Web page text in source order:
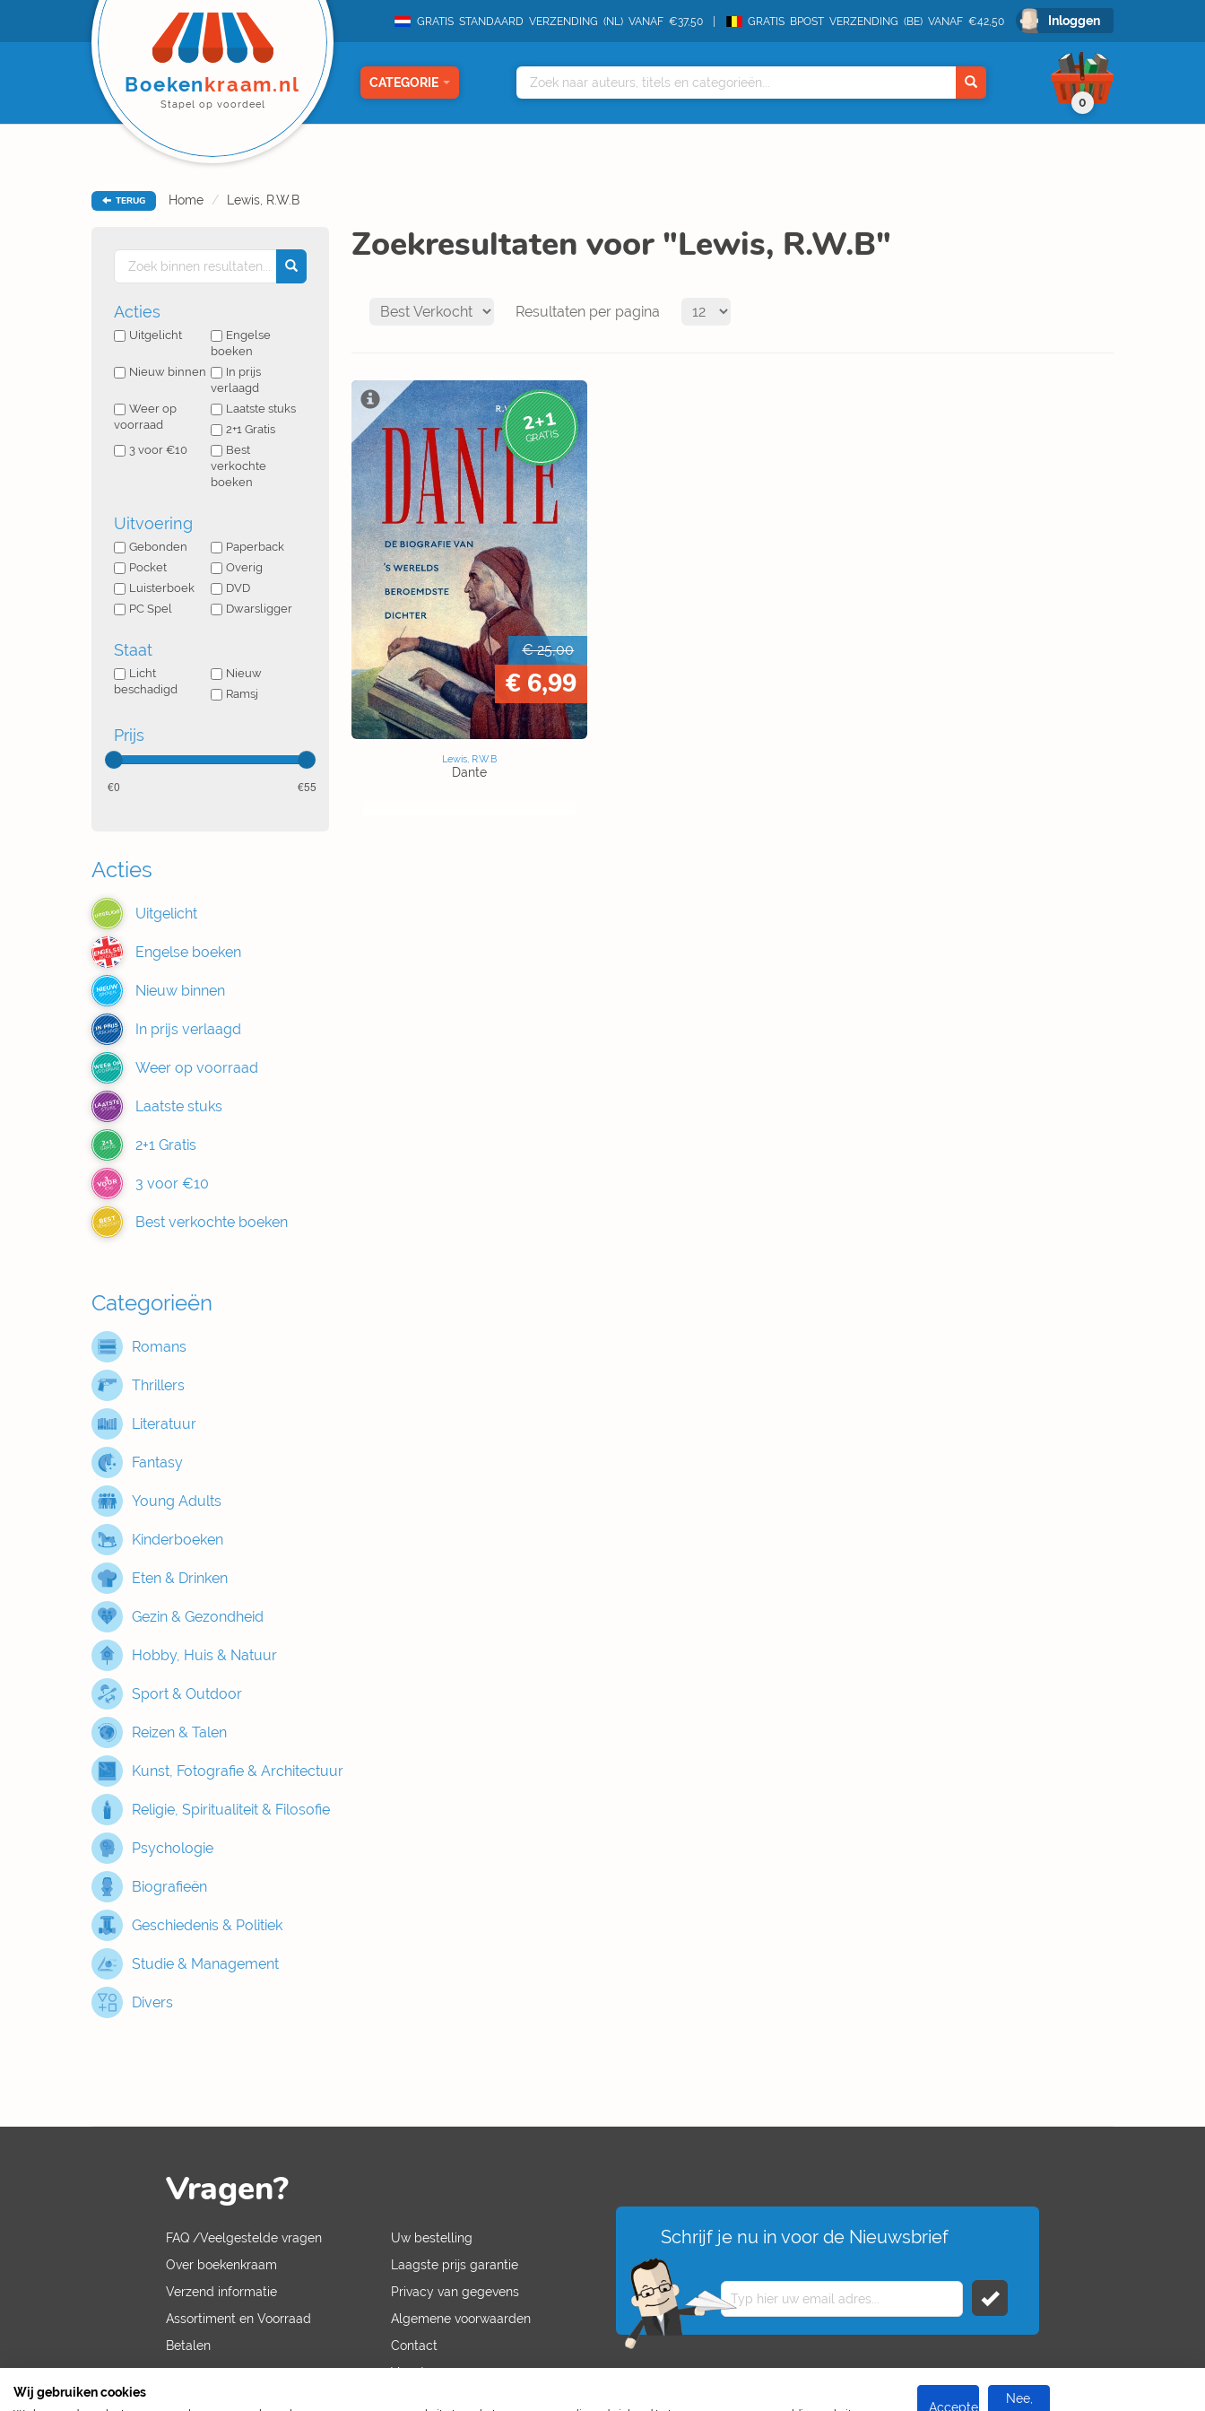
GRATIS STANDAARD VERZENDING (NL) VANAF €37,50 GRATIS BPOST VERZENDING (BE) VANAF €42,50 Inloggen
Boekenkraam.nl
Stapel op voordeel
CATEGORIE
0
TERUG Home Lewis, R.W.B
Acties
Uitgelicht
Engelse
boeken
Nieuw binnen
In prijs
verlaagd
Weer op
voorraad
Laatste stuks
2+1 Gratis
3 voor €10
Best
verkochte
boeken
Uitvoering
Gebonden
Paperback
Pocket
Overig
Luisterboek
DVD
PC Spel
Dwarsligger
Staat
Licht
beschadigd
Nieuw
Ramsj
Prijs
0 55
Acties
UITGELICHT Uitgelicht
ENGELSE
BOEKEN Engelse boeken
NIEUW
BINNEN Nieuw binnen
IN PRIJS
VERLAAGD In prijs verlaagd
WEER OP
VOORRAAD Weer op voorraad
LAATSTE
STUKS Laatste stuks
2+1
GRATIS 2+1 Gratis
3
VOOR
€10 3 voor €10
BEST
VERKOCHT Best verkochte boeken
Categorieën
Romans
Thrillers
Literatuur
Fantasy
Young Adults
Kinderboeken
Eten & Drinken
Gezin & Gezondheid
Hobby, Huis & Natuur
Sport & Outdoor
Reizen & Talen
Kunst, Fotografie & Architectuur
Religie, Spiritualiteit & Filosofie
Psychologie
Biografieën
Geschiedenis & Politiek
Studie & Management
Divers
Zoekresultaten voor "Lewis, R.W.B"
Resultaten per pagina
2+1
GRATIS
€ 25,00
€ 6,99
Lewis, R.W.B
Dante
Vragen?
FAQ /Veelgestelde vragen
Over boekenkraam
Verzend informatie
Assortiment en Voorraad
Betalen
Uw bestelling
Laagste prijs garantie
Privacy van gegevens
Algemene voorwaarden
Contact
Vacatures
Schrijf je nu in voor de Nieuwsbrief
Wij gebruiken cookies
Accepteer
Nee,